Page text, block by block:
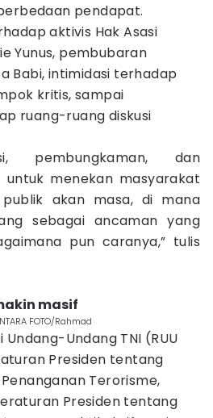
pendapat.
aktivis Hak Asasi
Yunus, pembubaran
Babi, intimidasi terhadap
kritis, sampai
ruang-ruang diskusi
pembungkaman, dan
menekan masyarakat
akan masa, di mana
sebagai ancaman yang
pun caranya,” tulis
masif
FOTO/Rahmad
Undang TNI (RUU
Presiden tentang
Terorisme,
Presiden tentang